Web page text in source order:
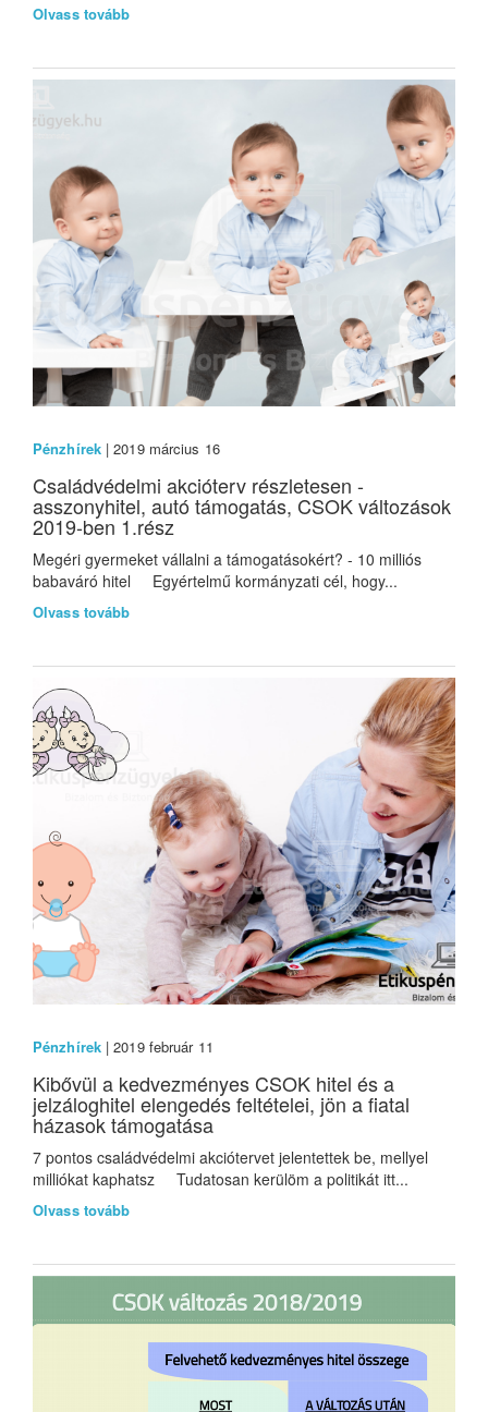
Olvass tovább
Pénzhírek| 2019 március 16
Családvédelmi akcióterv részletesen -
asszonyhitel, autó támogatás, CSOK változások
2019-ben 1.rész
Megéri gyermeket vállalni a támogatásokért? - 10 milliós
babaváró hitel Egyértelmű kormányzati cél, hogy...
Olvass tovább
Pénzhírek| 2019 február 11
Kibővül a kedvezményes CSOK hitel és a
jelzáloghitel elengedés feltételei, jön a fiatal
házasok támogatása
7 pontos családvédelmi akciótervet jelentettek be, mellyel
milliókat kaphatsz Tudatosan kerülöm a politikát itt...
Olvass tovább